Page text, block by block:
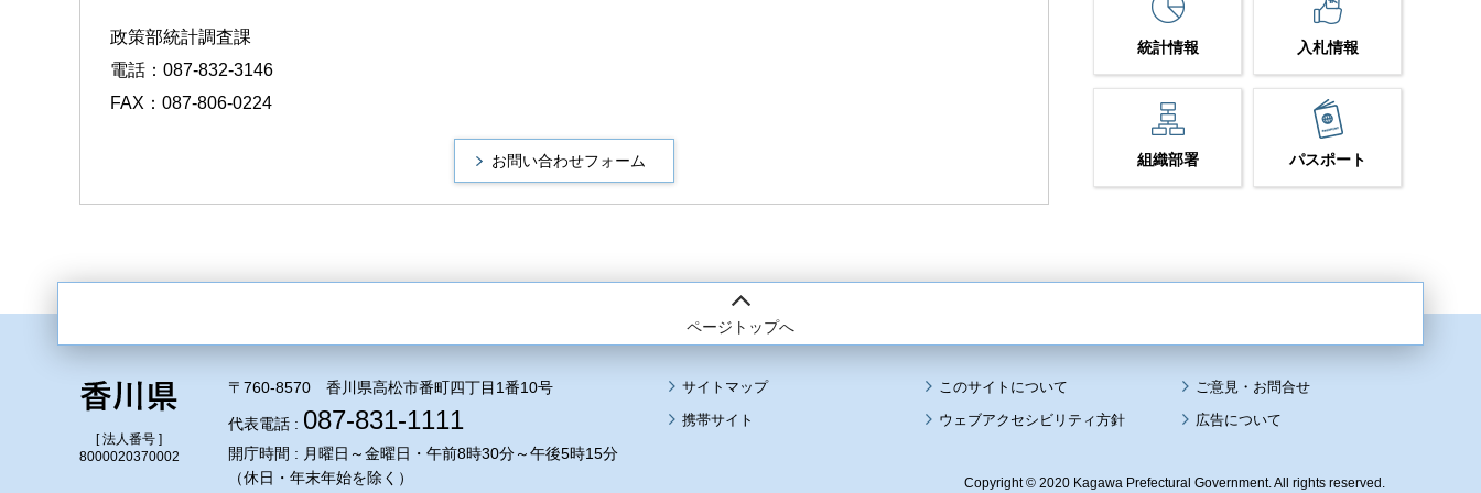
政策部統計調査課
電話：087-832-3146
FAX：087-806-0224
統計情報 入札情報
組織部署 パスポート
ページトップへ
[ 法人番号 ]
8000020370002
〒760-8570 香川県高松市番町四丁目1番10号
代表電話 : 087-831-1111
開庁時間 : 月曜日～金曜日・午前8時30分～午後5時15分
（休日・年末年始を除く）
サイトマップ
このサイトについて
携帯サイト
ウェブアクセシビリティ方針 広告について
Copyright © 2020 Kagawa Prefectural Government. All rights reserved.